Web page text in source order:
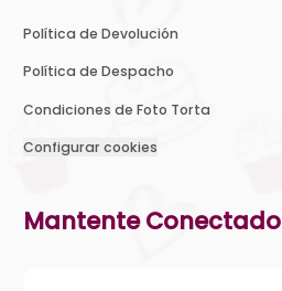
Política de Devolución
Política de Despacho
Condiciones de Foto Torta
Configurar cookies
Mantente Conectado